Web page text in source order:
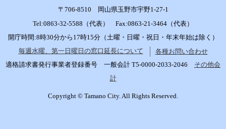
〒706-8510 岡山県玉野市宇野1-27-1
Tel:0863-32-5588（代表） Fax:0863-21-3464（代表）
開庁時間:8時30分から17時15分（土曜・日曜・祝日・年末年始は除く）
毎週水曜、第一日曜日の窓口延長について
各種お問い合わせ
適格請求書発行事業者登録番号 一般会計 T5-0000-2033-2046 その他会
計
Copyright © Tamano City. All Rights Reserved.